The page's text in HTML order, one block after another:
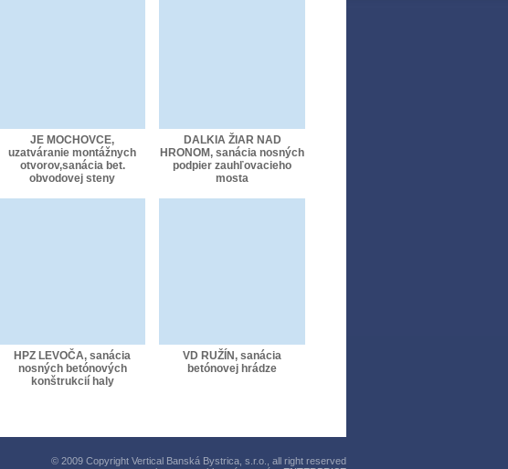
JE MOCHOVCE,
uzatváranie montážnych
otvorov,sanácia bet.
obvodovej steny
DALKIA ŽIAR NAD
HRONOM, sanácia nosných
podpier zauhľovacieho
mosta
HPZ LEVOČA, sanácia
nosných betónových
konštrukcií haly
VD RUŽÍN, sanácia
betónovej hrádze
© 2009 Copyright Vertical Banská Bystrica, s.r.o., all right reserved